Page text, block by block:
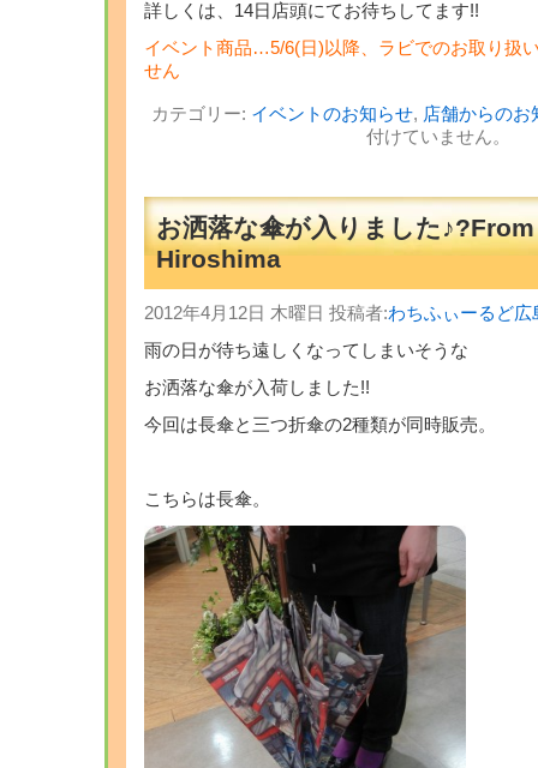
詳しくは、14日店頭にてお待ちしてます!!
イベント商品…5/6(日)以降、ラビでのお取り扱
せん
カテゴリー: イベントのお知らせ, 店舗からのお
付けていません。
お洒落な傘が入りました♪?From
Hiroshima
2012年4月12日 木曜日 投稿者:わちふぃーるど
雨の日が待ち遠しくなってしまいそうな
お洒落な傘が入荷しました!!
今回は長傘と三つ折傘の2種類が同時販売。
こちらは長傘。